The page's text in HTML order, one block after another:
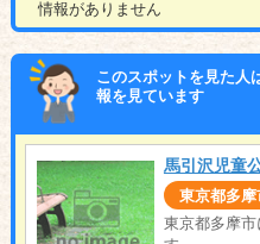
情報がありません
このスポットを見た人
報を見ています
馬引沢児童
東京都多摩
東京都多摩